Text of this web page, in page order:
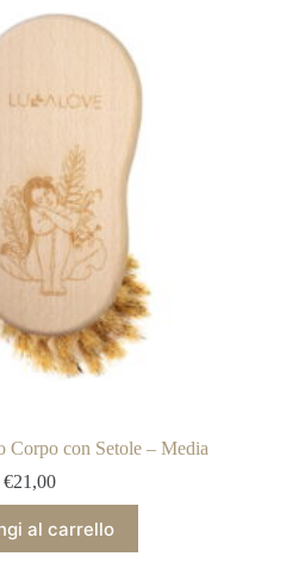
Corpo con Setole – Media
€21,00
al carrello